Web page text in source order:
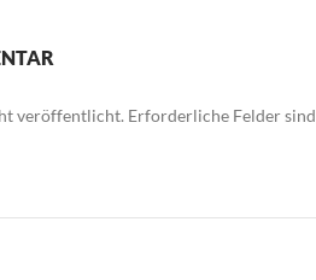
veröffentlicht. Erforderliche Felder sind